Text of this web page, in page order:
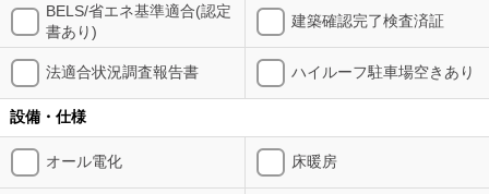
BELS/省エネ基準適合(認定
書あり)
建築確認完了検査済証
法適合状況調査報告書 ハイルーフ駐車場空きあり
設備・仕様
オール電化 床暖房